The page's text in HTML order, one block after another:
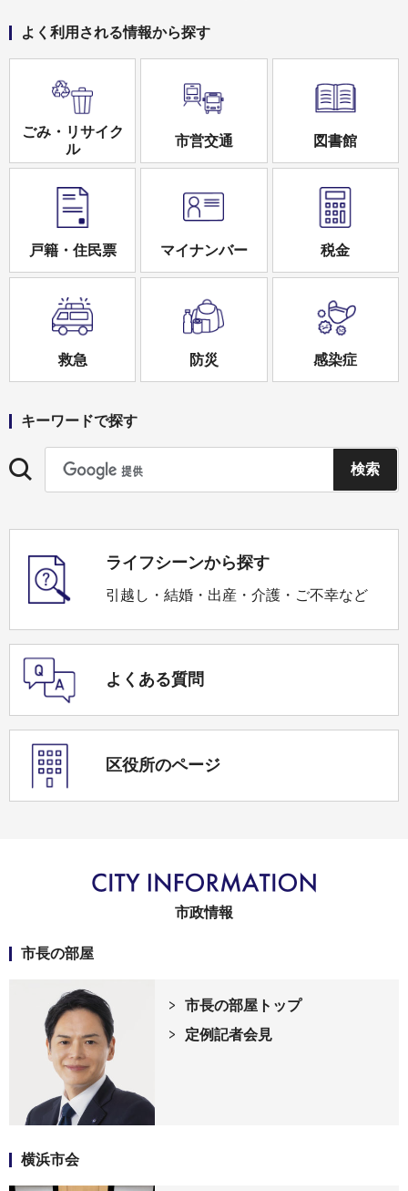
よく利用される情報から探す
ごみ・リサイク
ル
市営交通 図書館
戸籍・住民票 マイナンバー 税金
救急 防災 感染症
キーワードで探す
ライフシーンから探す
引越し・結婚・出産・介護・ご不幸など
よくある質問
区役所のページ
市政情報
市長の部屋
市長の部屋トップ
定例記者会見
横浜市会